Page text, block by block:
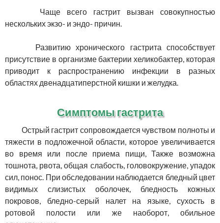
Чаще всего гастрит вызван совокупностью
нескольких экзо- и эндо- причин.
Развитию хронического гастрита способствует
присутствие в организме бактерии хеликобактер, которая
приводит к распространению инфекции в разных
областях двенадцатиперстной кишки и желудка.
Симптомы гастрита
Острый гастрит сопровождается чувством полноты и
тяжести в подложечной области, которое увеличивается
во время или после приема пищи, Также возможна
тошнота, рвота, общая слабость, головокружение, упадок
сил, понос. При обследовании наблюдается бледный цвет
видимых слизистых оболочек, бледность кожных
покровов, бледно-серый налет на языке, сухость в
ротовой полости или же наоборот, обильное